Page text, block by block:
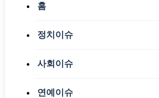
홈
정치이슈
사회이슈
연예이슈